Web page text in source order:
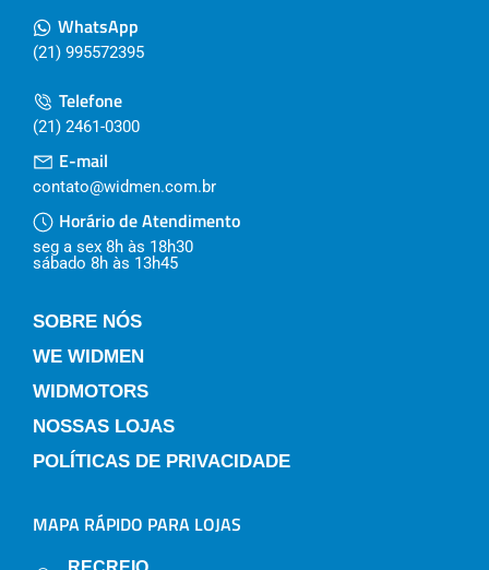
WhatsApp
(21) 995572395
Telefone
(21) 2461-0300
E-mail
contato@widmen.com.br
Horário de Atendimento
seg a sex 8h às 18h30
sábado 8h às 13h45
SOBRE NÓS
WE WIDMEN
WIDMOTORS
NOSSAS LOJAS
POLÍTICAS DE PRIVACIDADE
MAPA RÁPIDO PARA LOJAS